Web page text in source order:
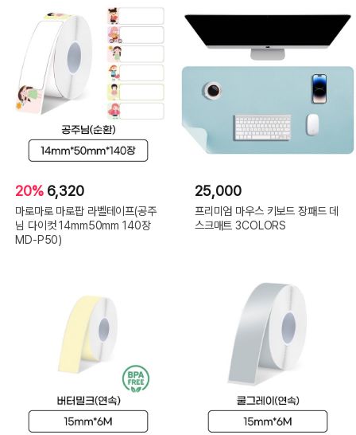
20% 6,320
마로마로 마로팝 라벨테이프(공주
님 다이컷 14mm50mm 140장
MD-P50)
25,000
프리미엄 마우스 키보드 장패드 데
스크매트 3COLORS